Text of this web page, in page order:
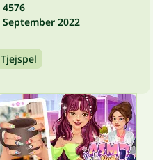
4576
September 2022
Tjejspel